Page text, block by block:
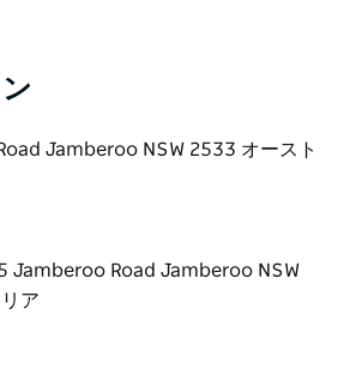
りすると、一生に一度の経験ができる
はすべての乗り物とアトラクションが
車場は無料なので、ジャンバルー ア
すべてを 1 日中体験できます。
ションをコントロールするジャンバ
ークを体験してください。
Jamberoo NSW 2533 オースト